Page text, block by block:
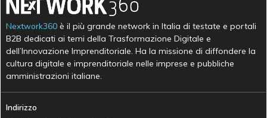
Nextwork360 è il più grande network in Italia di testate e portali
B2B dedicati ai temi della Trasformazione Digitale e
dell’Innovazione Imprenditoriale. Ha la missione di diffondere la
cultura digitale e imprenditoriale nelle imprese e pubbliche
amministrazioni italiane.
Indirizzo